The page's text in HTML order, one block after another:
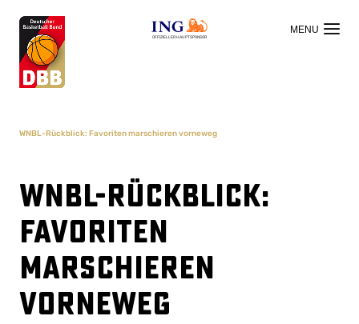
OFFIZIELLER HAUPTSPONSOR
WNBL-Rückblick: Favoriten marschieren vorneweg
WNBL-Rückblick:
Favoriten
marschieren
vorneweg